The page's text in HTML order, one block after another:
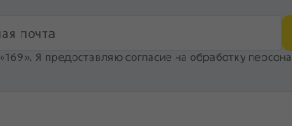
почта
Я предоставляю согласие на обработку